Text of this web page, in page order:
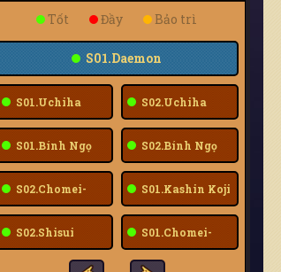
Tốt Đầy Bảo trì
S01.Daemon
S02.Uchiha
Sarada
S01.Uchiha
Sarada
S02.Bính Ngọ
S01.Bính Ngọ
S01.Kashin Koji
S02.Chomei-
Fuu
S01.Chomei-
Fuu
S02.Shisui